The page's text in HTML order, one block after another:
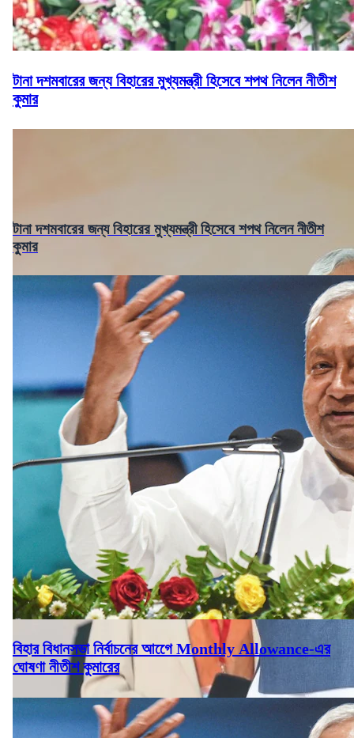
টানা দশমবারের জন্য বিহারের মুখ্যমন্ত্রী হিসেবে শপথ নিলেন নীতীশ
কুমার
টানা দশমবারের জন্য বিহারের মুখ্যমন্ত্রী হিসেবে শপথ নিলেন নীতীশ
কুমার
বিহার বিধানসভা নির্বাচনের আগেে Monthly Allowance-এর
ঘোষণা নীতীশ কুমারের